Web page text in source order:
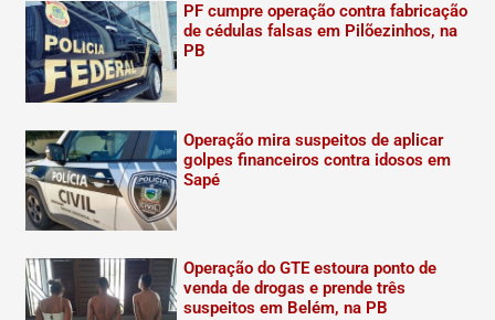
PF cumpre operação contra fabricação
de cédulas falsas em Pilõezinhos, na
PB
Operação mira suspeitos de aplicar
golpes financeiros contra idosos em
Sapé
Operação do GTE estoura ponto de
venda de drogas e prende três
suspeitos em Belém, na PB